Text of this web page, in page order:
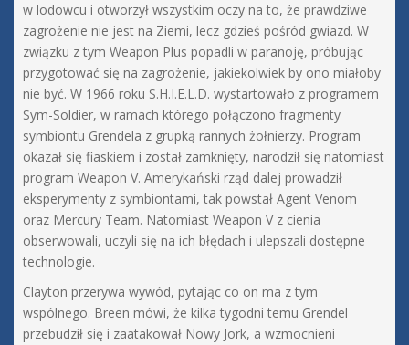
w lodowcu i otworzył wszystkim oczy na to, że prawdziwe
zagrożenie nie jest na Ziemi, lecz gdzieś pośród gwiazd. W
związku z tym Weapon Plus popadli w paranoję, próbując
przygotować się na zagrożenie, jakiekolwiek by ono miałoby
nie być. W 1966 roku S.H.I.E.L.D. wystartowało z programem
Sym-Soldier, w ramach którego połączono fragmenty
symbiontu Grendela z grupką rannych żołnierzy. Program
okazał się fiaskiem i został zamknięty, narodził się natomiast
program Weapon V. Amerykański rząd dalej prowadził
eksperymenty z symbiontami, tak powstał Agent Venom
oraz Mercury Team. Natomiast Weapon V z cienia
obserwowali, uczyli się na ich błędach i ulepszali dostępne
technologie.
Clayton przerywa wywód, pytając co on ma z tym
wspólnego. Breen mówi, że kilka tygodni temu Grendel
przebudził się i zaatakował Nowy Jork, a wzmocnieni